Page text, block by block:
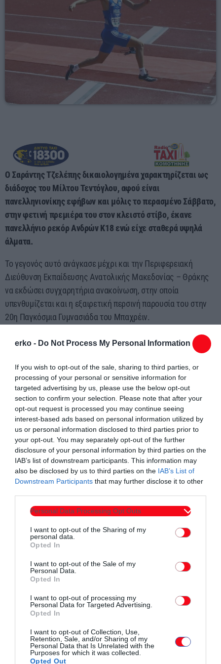
erko - Do Not Process My Personal Information
If you wish to opt-out of the sale, sharing to third parties, or
processing of your personal or sensitive information for
targeted advertising by us, please use the below opt-out
section to confirm your selection. Please note that after your
opt-out request is processed you may continue seeing
interest-based ads based on personal information utilized by
us or personal information disclosed to third parties prior to
your opt-out. You may separately opt-out of the further
disclosure of your personal information by third parties on the
IAB’s list of downstream participants. This information may
also be disclosed by us to third parties on the IAB’s List of
Downstream Participants that may further disclose it to other
Personal Data Processing Opt Outs
I want to opt-out of the Sharing of my
personal data.
Opted In
I want to opt-out of the Sale of my
Personal Data.
Opted In
I want to opt-out of processing my
Personal Data for Targeted Advertising.
Opted In
I want to opt-out of Collection, Use,
Retention, Sale, and/or Sharing of my
Personal Data that Is Unrelated with the
Purposes for which it was collected.
Opted Out
60 λεπτά με τον Παναγιώτη Τσοχλιά
19:00 - 23:00
Ο Σαράντης Τζελέπης δικαιολογημένα χαρακτηρίζεται ως
διάδοχος του Μίλτου Τεντόγλου, αφού είναι
πανελληνιονίκης εφήβων και μόλις το περασμένο Σάββατο,
στην φετινή πρεμιέρα του στον κλειστό στίβο, έκανε
πανελλήνιο ρεκόρ Ανδρών Κ18 ενώ είχε σταθερά υψηλά
άλματα.
Το γεγονός αυτό ανάγκασε μέχρι και την Περιφερειακή
Διεύθυνση Εκπαίδευσης Ανατολικής Μακεδονίας – Θράκης
να εκδώσει συγχαρητήρια ανακοίνωση, στην οποία
υπενθυμίζεται και η εξαιρετική περσινή παρουσία του στην
20η Παγκόσμια Γυμνασιάδα του Μπαχρέιν.
Συντάχθηκε από: ERKO
email
Σχετικά άρθρα
Αθλητικά